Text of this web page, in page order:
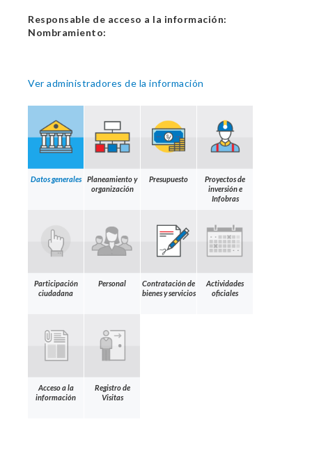
Responsable de acceso a la información:
Nombramiento:
Ver administradores de la información
Datos generales
Planeamiento y
organización
Presupuesto
Proyectos de
inversión e
Infobras
Participación
ciudadana
Personal
Contratación de
bienes y servicios
Actividades
oficiales
Acceso a la
información
Registro de
Visitas